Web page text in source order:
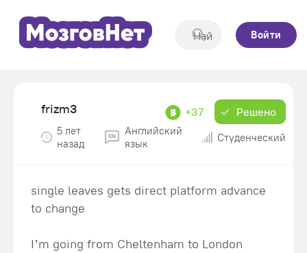
Войти
frizm3 +37 Решено
5 лет
назад
Английский
язык
Студенческий
single leaves gets direct platform advance
to change
I’m going from Cheltenham to London